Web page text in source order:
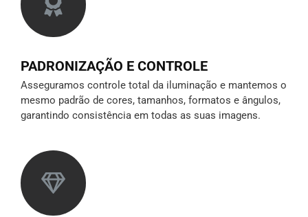
PADRONIZAÇÃO E CONTROLE
Asseguramos controle total da iluminação e mantemos o
mesmo padrão de cores, tamanhos, formatos e ângulos,
garantindo consistência em todas as suas imagens.